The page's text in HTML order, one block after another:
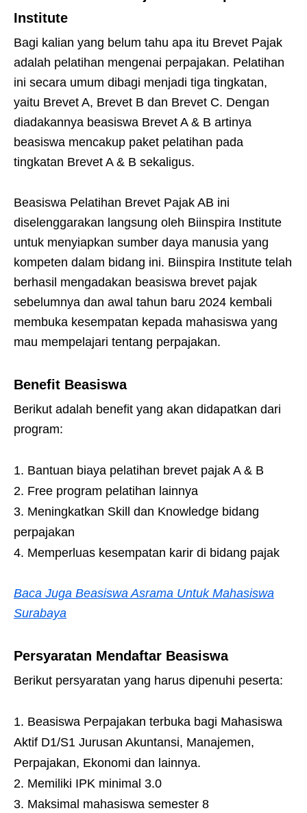
Institute
Bagi kalian yang belum tahu apa itu Brevet Pajak
adalah pelatihan mengenai perpajakan. Pelatihan
ini secara umum dibagi menjadi tiga tingkatan,
yaitu Brevet A, Brevet B dan Brevet C. Dengan
diadakannya beasiswa Brevet A & B artinya
beasiswa mencakup paket pelatihan pada
tingkatan Brevet A & B sekaligus.
Beasiswa Pelatihan Brevet Pajak AB ini
diselenggarakan langsung oleh Biinspira Institute
untuk menyiapkan sumber daya manusia yang
kompeten dalam bidang ini. Biinspira Institute telah
berhasil mengadakan beasiswa brevet pajak
sebelumnya dan awal tahun baru 2024 kembali
membuka kesempatan kepada mahasiswa yang
mau mempelajari tentang perpajakan.
Benefit Beasiswa
Berikut adalah benefit yang akan didapatkan dari
program:
Bantuan biaya pelatihan brevet pajak A & B
Free program pelatihan lainnya
Meningkatkan Skill dan Knowledge bidang
perpajakan
Memperluas kesempatan karir di bidang pajak
Baca Juga Beasiswa Asrama Untuk Mahasiswa
Surabaya
Persyaratan Mendaftar Beasiswa
Berikut persyaratan yang harus dipenuhi peserta:
Beasiswa Perpajakan terbuka bagi Mahasiswa
Aktif D1/S1 Jurusan Akuntansi, Manajemen,
Perpajakan, Ekonomi dan lainnya.
Memiliki IPK minimal 3.0
Maksimal mahasiswa semester 8